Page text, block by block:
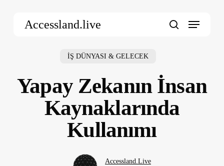
Accessland.live Menu
İŞ DÜNYASI & GELECEK
Yapay Zekanın İnsan
Kaynaklarında
Kullanımı
Accessland.Live